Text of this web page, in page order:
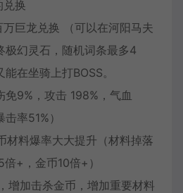
兑换
巨龙兑换 （可以在河阳马夫
极幻灵石，随机词条最多4
在坐骑上打BOSS。
9%，攻击 198%，气血
率51%）
材料爆率大大提升（材料掉落
+，金币10倍+）
增加击杀金币，增加重要材料